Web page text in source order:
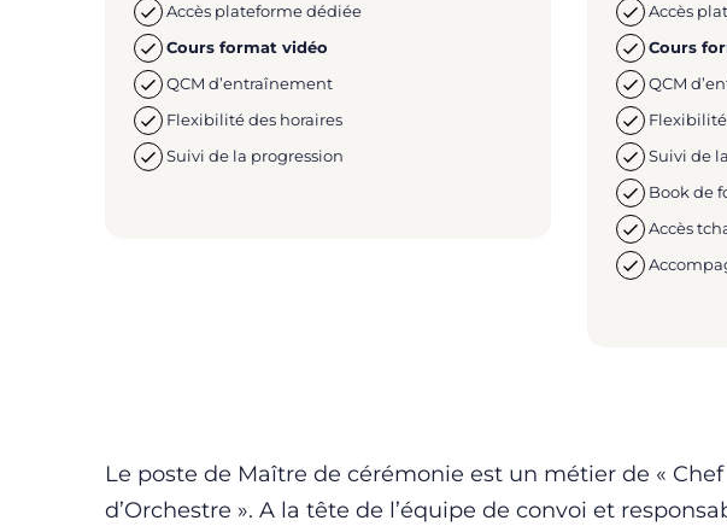
Accès plateforme dédiée
Cours format vidéo
QCM d’entraînement
Flexibilité des horaires
Suivi de la progression
Accès
Cours
QCM
Suivi de
Book de
Accès
Le poste de Maître de cérémonie est un métier de « Chef
d’Orchestre ». A la tête de l’équipe de convoi et